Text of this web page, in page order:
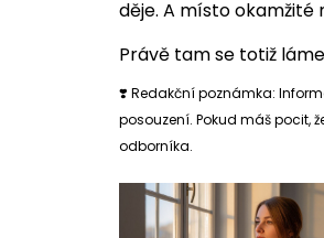
děje. A místo
Právě tam se totiž
❣️ Redakční poznámka:
posouzení. Pokud máš pocit,
odborníka.